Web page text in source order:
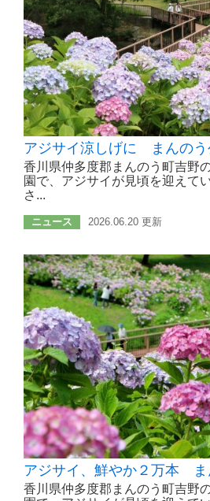
アジサイ涼しげに まんのう
香川県仲多度郡まんのう町吉野
園で、アジサイが見頃を迎えて
さ...
ニュース 2026.06.20 更新
アジサイ、鮮やか２万本 ま
香川県仲多度郡まんのう町吉野